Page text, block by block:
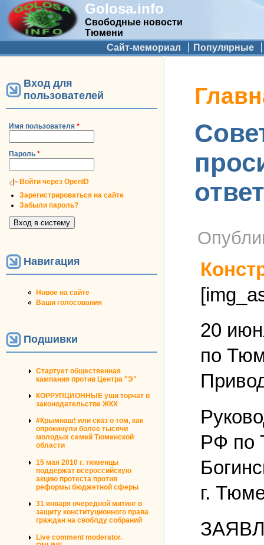
Golosa.info
Свободные новости
Тюмени
Дополнительное меню
Сайт-мемориал Популярные
Вход для
пользователей
Имя пользователя *
Пароль *
Войти через OpenID
Зарегистрироваться на сайте
Забыли пароль?
Навигация
Новое на сайте
Ваши голосования
Подшивки
Стартует общественная
кампания против Центра "Э"
КОРРУПЦИОННЫЕ уши торчат в
законодательстве ЖКХ
#Крымнаш! или сказ о том, как
опрокинули более тысячи
молодых семей Тюменской
области
15 мая 2010 г. тюменцы
поддержат всероссийскую
акцию протеста против
реформы бюджетной сферы
31 января очередной митинг в
защиту конституционного права
граждан на своблду собраний
Live comment moderator.
Вы здесь
20
по
РФ по
г.